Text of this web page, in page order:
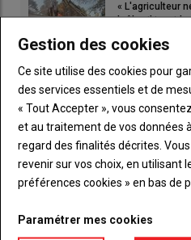
« L'agriculteur
brûler, il ira
Gestion des cookies
Ce site utilise des cookies pour
des services essentiels et de
« Tout Accepter », vous
et au traitement de vos données
regard des finalités décrites.
revenir sur vos choix, en utilisant
préférences cookies » en bas de
Paramétrer mes cookies